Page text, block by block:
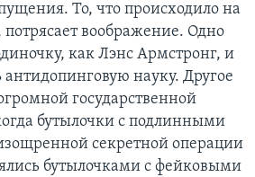
То, что происходило на
воображение. Одно
как Лэнс Армстронг, и
антидопинговую науку. Другое
государственной
бутылочки с подлинными
секретной операции
бутылочками с фейковыми